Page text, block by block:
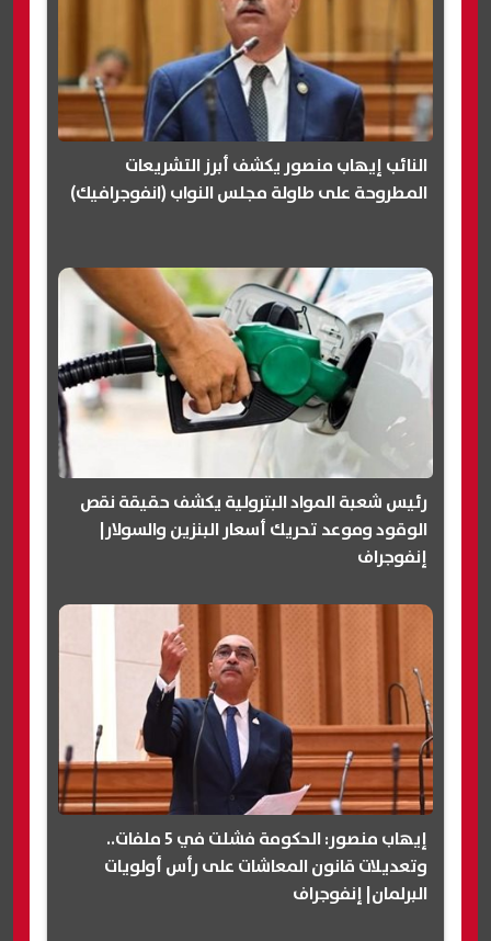
النائب إيهاب منصور يكشف أبرز التشريعات
المطروحة على طاولة مجلس النواب (انفوجرافيك)
رئيس شعبة المواد البترولية يكشف حقيقة نقص
الوقود وموعد تحريك أسعار البنزين والسولار|
إنفوجراف
إيهاب منصور: الحكومة فشلت في 5 ملفات..
وتعديلات قانون المعاشات على رأس أولويات
البرلمان| إنفوجراف